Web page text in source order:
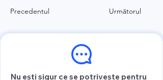
Precedentul Următorul
Nu ești sigur ce se potrivește pentru